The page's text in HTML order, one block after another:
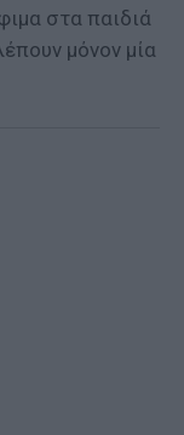
στα παιδιά
μόνον μία